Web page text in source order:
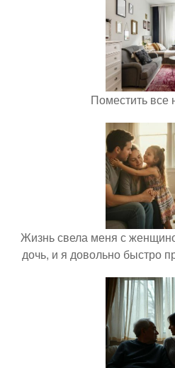
Поместить все
Жизнь свела меня с
дочь, и я довольно быстро